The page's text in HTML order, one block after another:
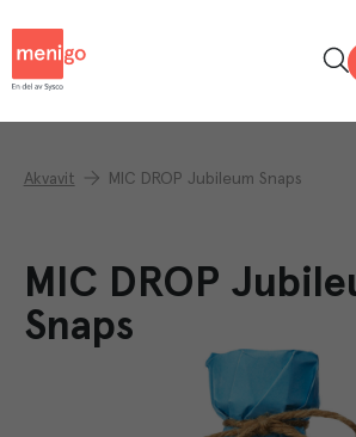
Akvavit MIC DROP Jubileum Snaps
MIC DROP
Snaps